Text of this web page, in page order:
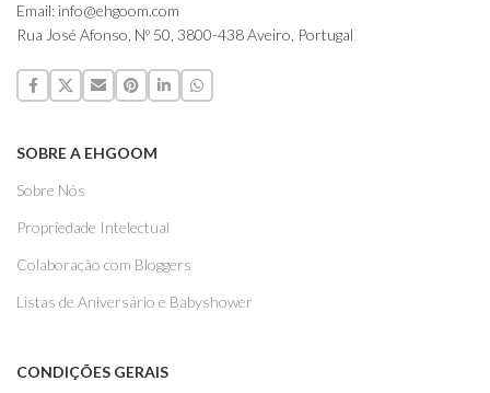
Email: info@ehgoom.com
Rua José Afonso, Nº 50, 3800-438 Aveiro, Portugal
SOBRE A EHGOOM
Sobre Nós
Propriedade Intelectual
Colaboração com Bloggers
Listas de Aniversário e Babyshower
CONDIÇÕES GERAIS